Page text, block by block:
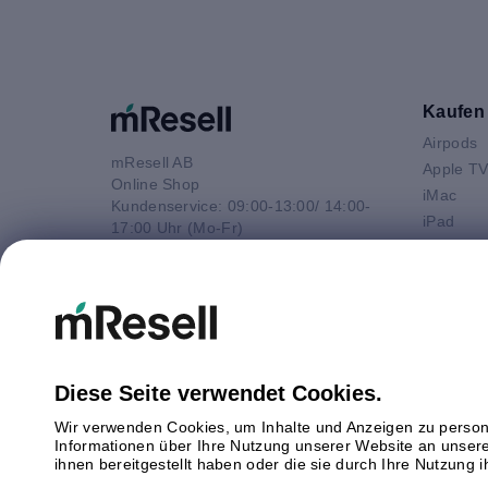
mResell AB
Online Shop
Kundenservice: 09:00-13:00/ 14:00-
17:00 Uhr (Mo-Fr)
info@mresell.de
Kaufen
Airpods
Apple TV
iMac
iPad
Watch
Android
Diese Seite verwendet Cookies.
Wir verwenden Cookies, um Inhalte und Anzeigen zu
Informationen über Ihre Nutzung unserer Website an
ihnen bereitgestellt haben oder die sie durch Ihre Nutzung